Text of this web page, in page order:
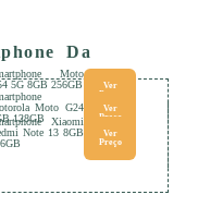
Da
Moto
5G 8GB 256GB
Ver
Preço
Moto G24
128GB
Ver
Preço
Xiaomi
Note 13 8GB
Ver
Preço